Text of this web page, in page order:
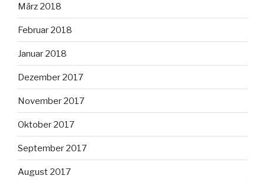
März 2018
Februar 2018
Januar 2018
Dezember 2017
November 2017
Oktober 2017
September 2017
August 2017